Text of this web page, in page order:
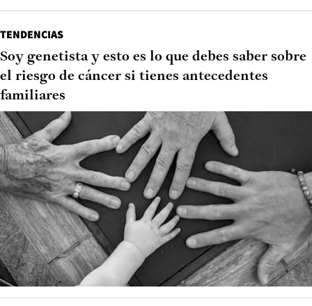
TENDENCIAS
Soy genetista y esto es lo que debes saber sobre
el riesgo de cáncer si tienes antecedentes
familiares